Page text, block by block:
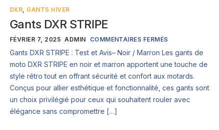
DXR GANTS HIVER
Gants DXR STRIPE
FÉVRIER 7, 2025 ADMIN COMMENTAIRES FERMÉS
Gants DXR STRIPE : Test et Avis– Noir / Marron Les gants de
moto DXR STRIPE en noir et marron apportent une touche de
style rétro tout en offrant sécurité et confort aux motards.
Conçus pour allier esthétique et fonctionnalité, ces gants sont
un choix privilégié pour ceux qui souhaitent rouler avec
élégance sans compromettre […]